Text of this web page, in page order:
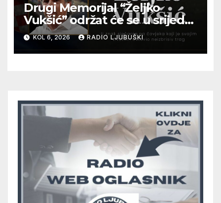
Drugi Memorijal “Željko
Vukšić” održat će se u srijedu
12. kolovoza u Otoku
KOL 6, 2026 RADIO LJUBUŠKI